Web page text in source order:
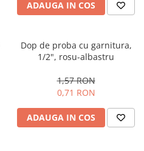
ADAUGA IN COS
Dop de proba cu garnitura,
1/2", rosu-albastru
1,57 RON
0,71 RON
ADAUGA IN COS